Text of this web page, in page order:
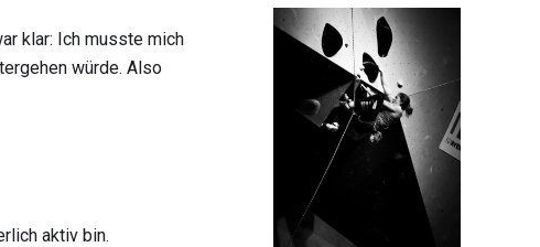
klar: Ich musste mich
würde. Also
aktiv bin.